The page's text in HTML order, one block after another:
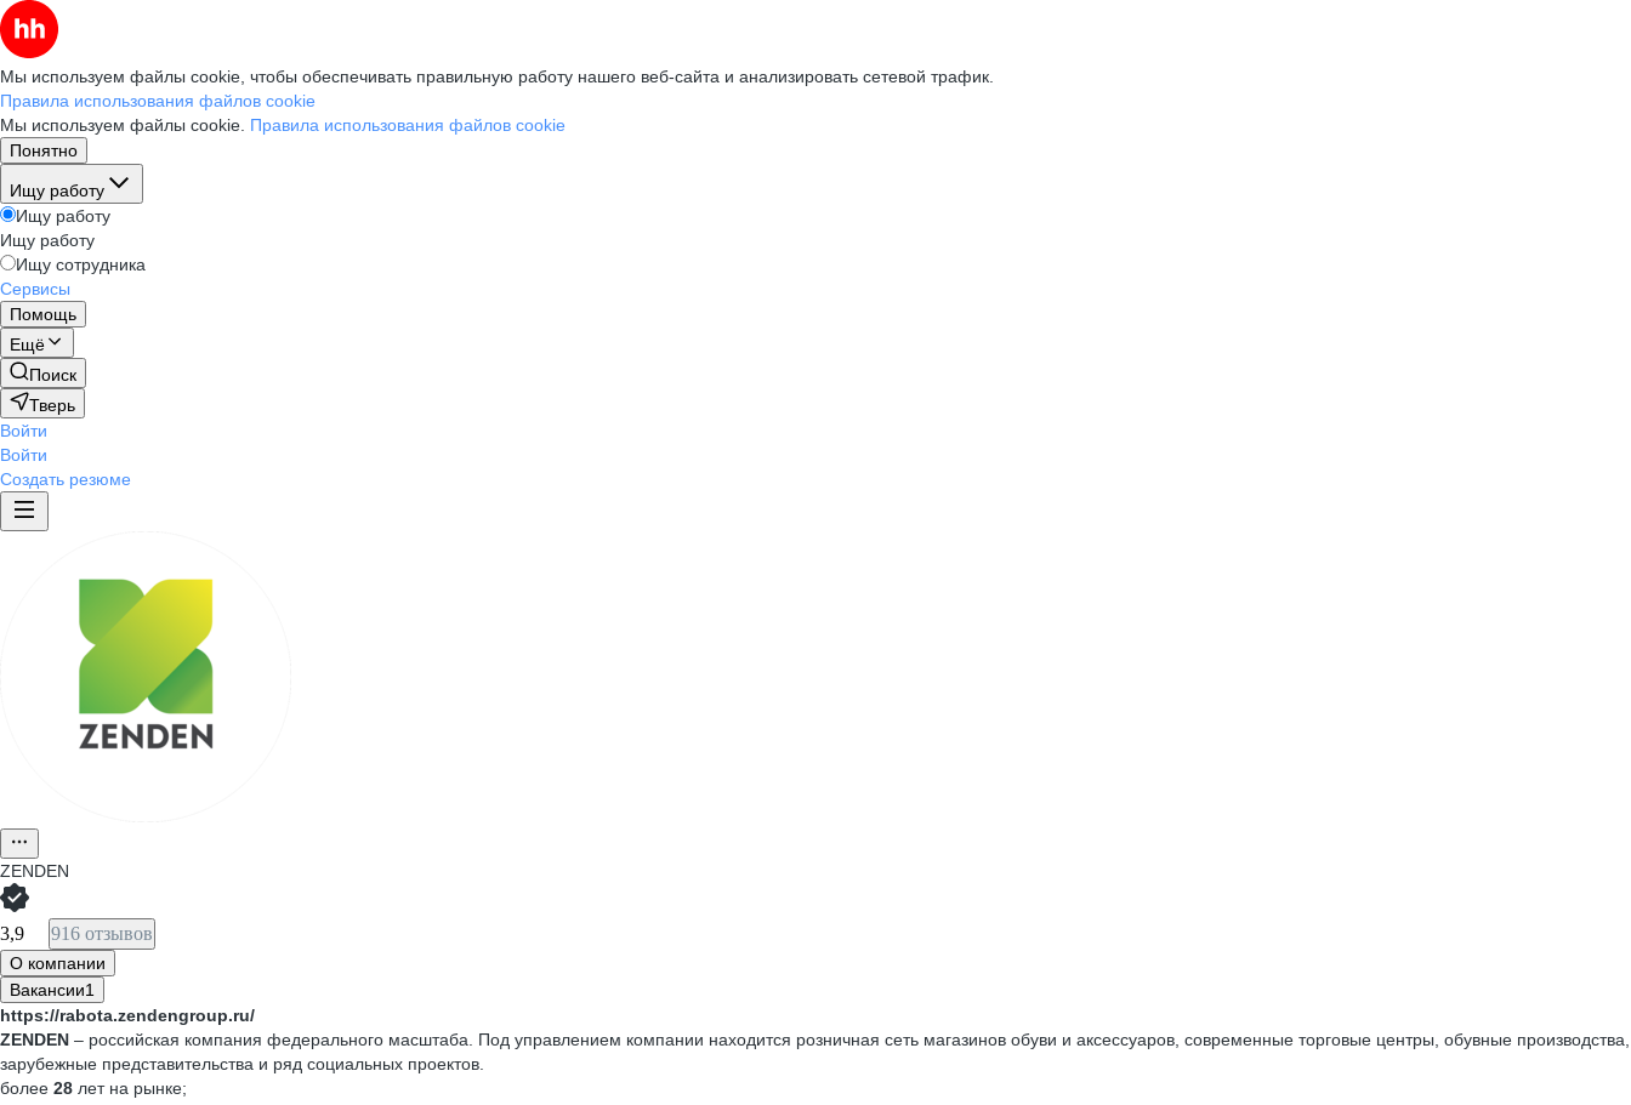
Мы используем файлы cookie, чтобы обеспечивать правильную работу нашего веб-сайта и анализировать сетевой трафик.
Правила использования файлов cookie
Мы используем файлы cookie. Правила использования файлов cookie
Понятно
Ищу работу
Ищу работу
Ищу работу
Ищу сотрудника
Сервисы
Помощь
Ещё
Поиск
Тверь
Войти
Войти
Создать резюме
ZENDEN
3,9 916 отзывов
О компании
Вакансии1
https://rabota.zendengroup.ru/
ZENDEN – российская компания федерального масштаба. Под управлением компании находится розничная сеть магазинов обуви и аксессуаров, современные торговые центры, обувные производства,
зарубежные представительства и ряд социальных проектов.
более 28 лет на рынке;